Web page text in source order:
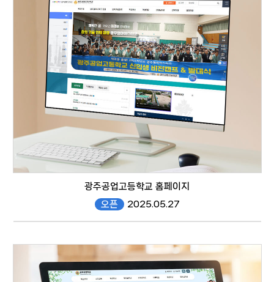
responsive web
광주공업고등학교 홈페이지
오픈
2025.05.27